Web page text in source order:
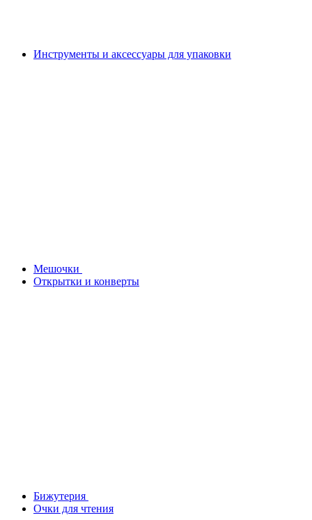
Инструменты и аксессуары для упаковки
Мешочки
Открытки и конверты
Бижутерия
Очки для чтения